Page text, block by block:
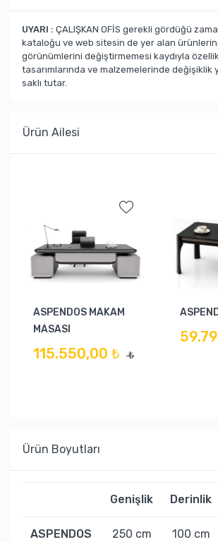
UYARI : ÇALIŞKAN OFİS gerekli gördüğü
kataloğu ve web sitesin de yer alan
görünümlerini değiştirmemesi kaydıyla
tasarımlarında ve malzemelerinde değişiklik
saklı tutar.
Ürün Ailesi
ASPENDOS MAKAM
MASASI
115.550,00 ₺ ₺
Ürün Boyutları
Genişlik Derinlik
ASPENDOS 250 cm 100 cm